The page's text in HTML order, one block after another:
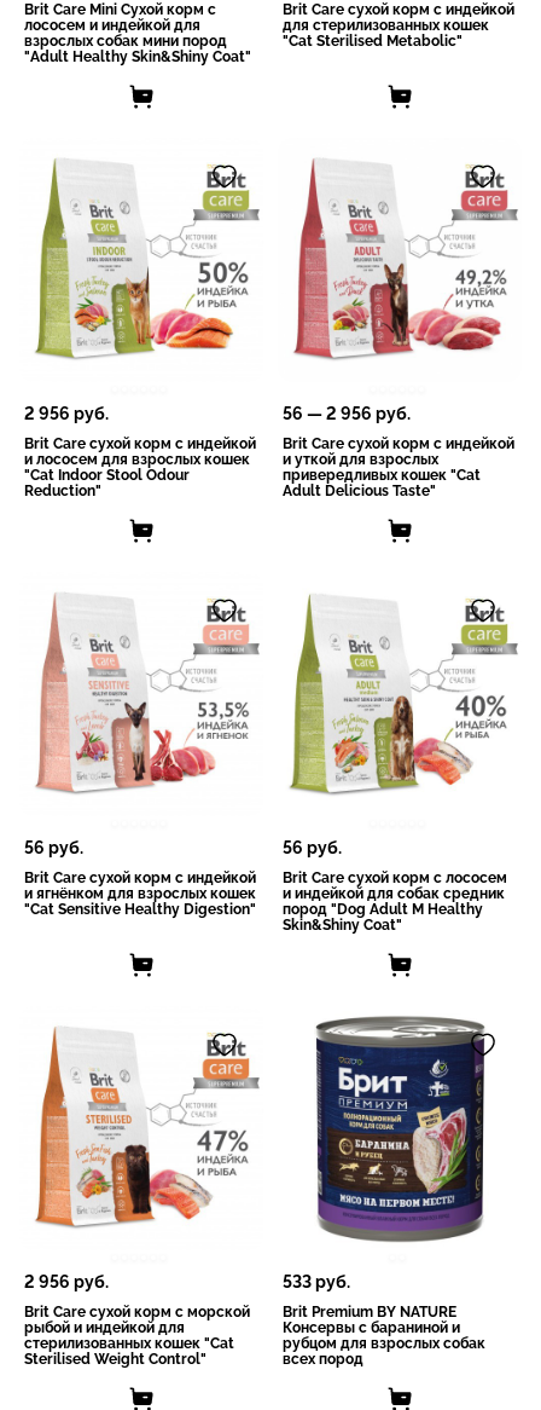
Brit Care Mini Сухой корм с
лососем и индейкой для
взрослых cобак мини пород
"Adult Healthy Skin&Shiny Coat"
Brit Care сухой корм с индейкой
для стерилизованных кошек
"Cat Sterilised Metabolic"
2 956 руб.
Brit Care сухой корм с индейкой
и лососем для взрослых кошек
"Cat Indoor Stool Odour
Reduction"
56 —2 956 руб.
Brit Care сухой корм с индейкой
и уткой для взрослых
привередливых кошек "Cat
Adult Delicious Taste"
56 руб.
Brit Care сухой корм с индейкой
и ягнёнком для взрослых кошек
"Cat Sensitive Healthy Digestion"
56 руб.
Brit Care сухой корм с лососем
и индейкой для собак средник
пород "Dog Adult M Healthy
Skin&Shiny Coat"
2 956 руб.
Brit Care сухой корм с морской
рыбой и индейкой для
стерилизованных кошек "Cat
Sterilised Weight Control"
533руб.
Brit Premium BY NATURE
Консервы с бараниной и
рубцом для взрослых собак
всех пород